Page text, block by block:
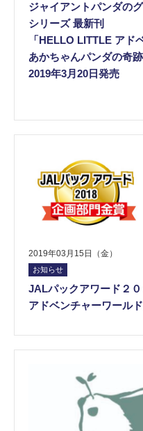
ジャイアントパンダの
シリーズ 最新刊
「HELLO LITTLE アド
あかちゃんパンダの奇跡
2019年3月20日発売
2019年03月15日（金）
お知らせ
JALパックアワード２
アドベンチャーワール